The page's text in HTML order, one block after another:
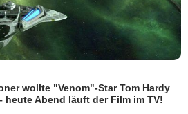
wollte "Venom"-Star Tom Hardy
heute Abend läuft der Film im TV!